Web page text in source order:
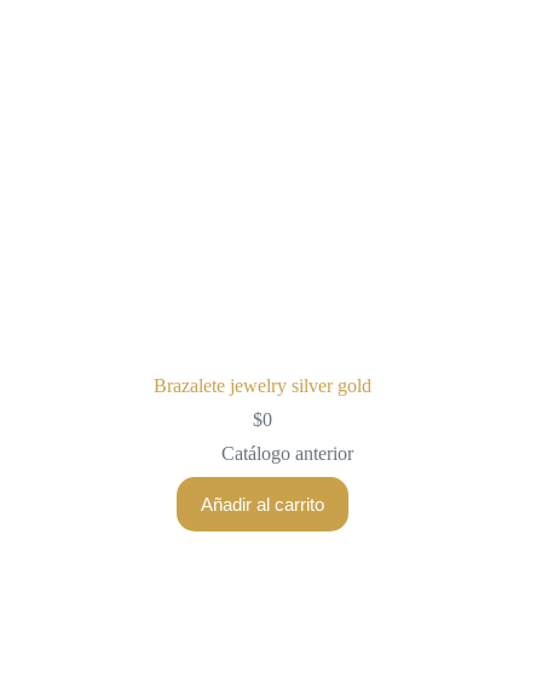
Brazalete jewelry silver gold
$0
Catálogo anterior
Añadir al carrito